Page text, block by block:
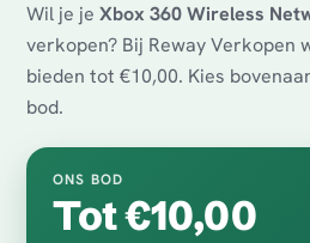
Wil je je Xbox 360 Wireless
verkopen? Bij Reway
bieden tot €10,00. Kies
bod.
ONS BOD
Tot €10,00